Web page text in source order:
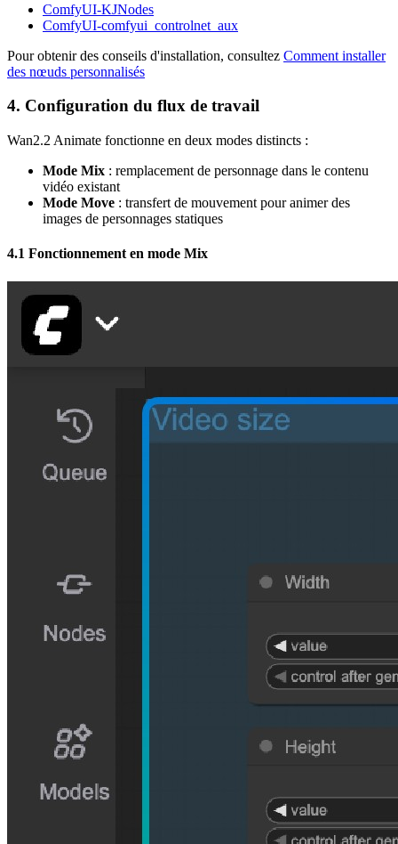
ComfyUI-KJNodes
ComfyUI-comfyui_controlnet_aux
Pour obtenir des conseils d'installation, consultez Comment installer
des nœuds personnalisés
4. Configuration du flux de travail
Wan2.2 Animate fonctionne en deux modes distincts :
Mode Mix : remplacement de personnage dans le contenu
vidéo existant
Mode Move : transfert de mouvement pour animer des
images de personnages statiques
4.1 Fonctionnement en mode Mix